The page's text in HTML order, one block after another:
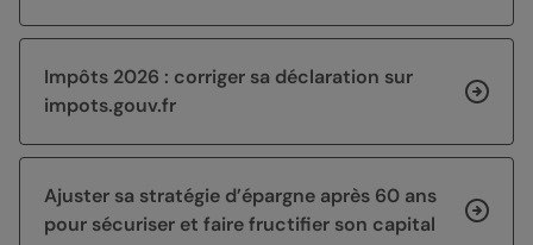
Impôts 2026 : corriger sa déclaration sur
impots.gouv.fr
Ajuster sa stratégie d’épargne après 60 ans
pour sécuriser et faire fructifier son capital